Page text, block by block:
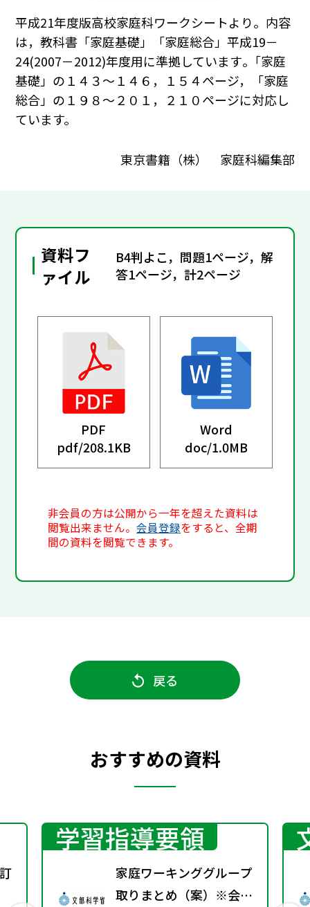
平成21年度版高校家庭科ワークシートより。内容
は，教科書「家庭基礎」「家庭総合」平成19－
24(2007－2012)年度用に準拠しています｡「家庭
基礎」の１４３～１４６，１５４ページ，「家庭
総合」の１９８～２０１，２１０ページに対応し
ています。
東京書籍（株） 家庭科編集部
資料フ
ァイル
B4判よこ，問題1ページ，解
答1ページ，計2ページ
PDF
pdf/208.1KB
Word
doc/1.0MB
非会員の方は公開から一年を超えた資料は
閲覧出来ません。会員登録をすると、全期
間の資料を閲覧できます。
戻る
おすすめの資料
学習指導要領
家庭ワーキンググループ
取りまとめ（案）※会議